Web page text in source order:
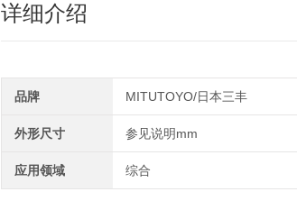
详细介绍
品牌 MITUTOYO/日本三丰
外形尺寸 参见说明mm
应用领域 综合